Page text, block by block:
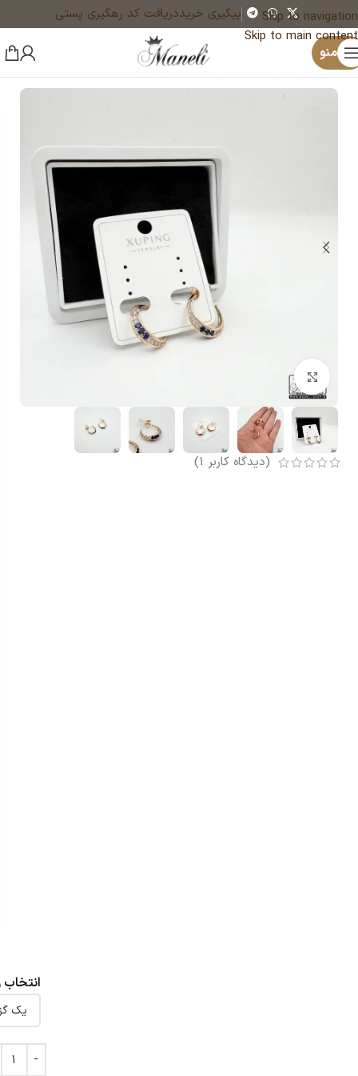
Skip to navigation
Skip to main content
پیگیری خریددریافت کد رهگیری پستی
منو
خانه زیورآلات و بدلیجات رنگ ثابت گوشواره
بزرگنمایی تصویر
(دیدگاه کاربر 1
)
×